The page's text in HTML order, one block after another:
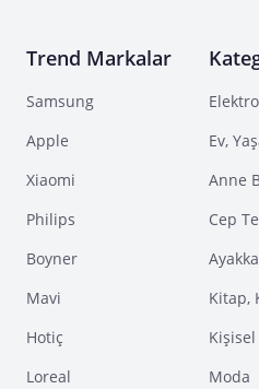
Trend Markalar
Samsung
Apple
Xiaomi
Philips
Boyner
Mavi
Hotiç
Loreal
Ev,
Anne
Cep
Kitap,
Kişisel
Moda